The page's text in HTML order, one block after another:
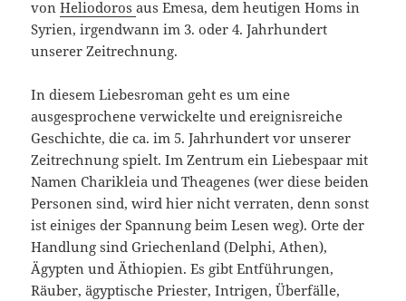
vonHeliodorosaus Emesa, dem heutigen Homs in
Syrien, irgendwann im 3. oder 4. Jahrhundert
unserer Zeitrechnung.
In diesem Liebesroman geht es um eine
ausgesprochene verwickelte und ereignisreiche
Geschichte, die ca. im 5. Jahrhundert vor unserer
Zeitrechnung spielt. Im Zentrum ein Liebespaar mit
Namen Charikleia und Theagenes (wer diese beiden
Personen sind, wird hier nicht verraten, denn sonst
ist einiges der Spannung beim Lesen weg). Orte der
Handlung sind Griechenland (Delphi, Athen),
Ägypten und Äthiopien. Es gibt Entführungen,
Räuber, ägyptische Priester, Intrigen, Überfälle,